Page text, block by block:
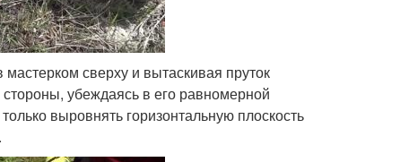
сверху и вытаскивая пруток
убеждаясь в его равномерной
выровнять горизонтальную плоскость